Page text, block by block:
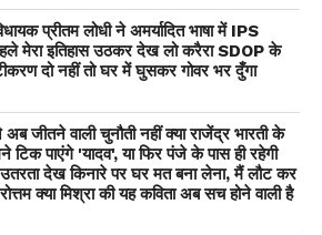
प्रीतम लोधी ने अमर्यादित भाषा में IPS
मेरा इतिहास उठकर देख लो करैरा SDOP के
दो नहीं तो घर में घुसकर गोवर भर दुँगा
जीतने वाली चुनौती नहीं क्या राजेंद्र भारती के
टिक पाएंगे 'यादव', या फिर पंजे के पास ही रहेगी
उतरता देख किनारे पर घर मत बना लेना, मैं लौट कर
क्या मिश्रा की यह कविता अब सच होने वाली है